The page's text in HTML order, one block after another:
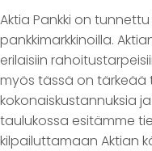
Aktia Pankki on
pankkimarkkinoilla.
erilaisiin
myös tässä on tärkeää
kokonaiskustannuksia
taulukossa esitämme
kilpailuttamaan Aktian